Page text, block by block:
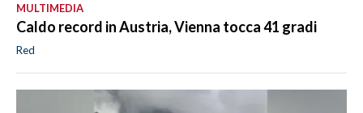
MULTIMEDIA
Caldo record in Austria, Vienna tocca 41 gradi
Red